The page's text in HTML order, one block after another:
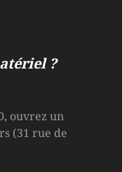
?
ouvrez un
(31 rue de